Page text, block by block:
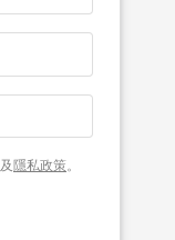
及隱私政策。